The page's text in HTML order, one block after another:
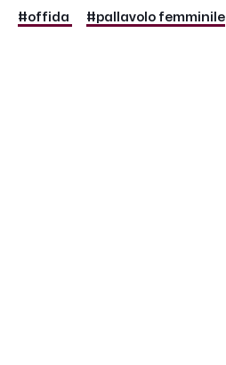
#offida #pallavolo femminile